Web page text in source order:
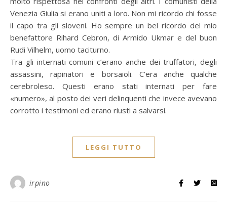
Venezia Giulia si erano uniti a loro. Non mi ricordo chi fosse
il capo tra gli sloveni. Ho sempre un bel ricordo del mio
benefattore Rihard Cebron, di Armido Ukmar e del buon
Rudi Vilhelm, uomo taciturno.
Tra gli internati comuni c’erano anche dei truffatori, degli
assassini, rapinatori e borsaioli. C’era anche qualche
cerebroleso. Questi erano stati internati per fare
«numero», al posto dei veri delinquenti che invece avevano
corrotto i testimoni ed erano riusti a salvarsi.
LEGGI TUTTO
irpino